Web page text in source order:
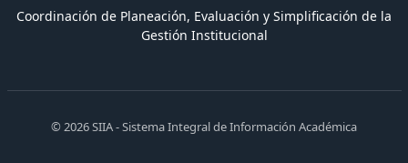
Coordinación de Planeación, Evaluación y Simplificación de la
Gestión Institucional
© 2026 SIIA - Sistema Integral de Información Académica